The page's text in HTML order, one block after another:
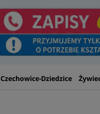
Czechowice-Dziedzice